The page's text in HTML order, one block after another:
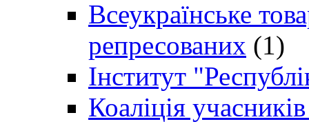
Всеукраїнське
репресованих (1)
Інститут
Коаліція